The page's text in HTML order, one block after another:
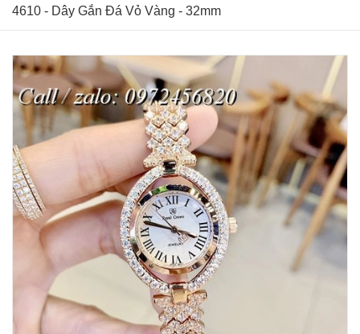
4610 - Dây Gắn Đá Vỏ Vàng - 32mm